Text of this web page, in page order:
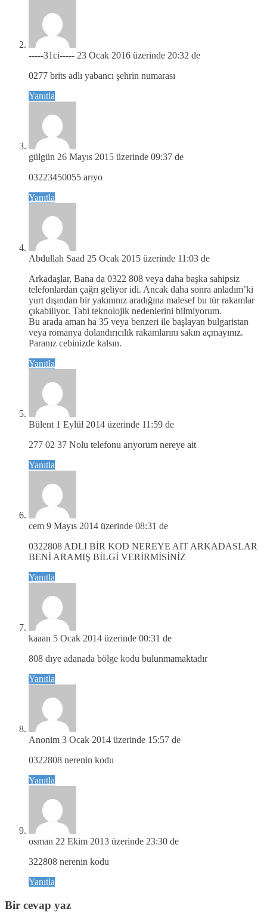
-----31ci----- 23 Ocak 2016 üzerinde 20:32 de
0277 brits adlı yabancı şehrin numarası
Yanıtla
gülgün 26 Mayıs 2015 üzerinde 09:37 de
03223450055 arıyo
Yanıtla
Abdullah Saad 25 Ocak 2015 üzerinde 11:03 de
Arkadaşlar, Bana da 0322 808 veya daha başka sahipsiz
telefonlardan çağrı geliyor idi. Ancak daha sonra anladım’ki
yurt dışından bir yakınınız aradığına malesef bu tür rakamlar
çıkabiliyor. Tabi teknolojik nedenlerini bilmiyorum.
Bu arada aman ha 35 veya benzeri ile başlayan bulgaristan
veya romanya dolandırıcılık rakamlarını sakın açmayınız.
Paranız cebinizde kalsın.
Yanıtla
Bülent 1 Eylül 2014 üzerinde 11:59 de
277 02 37 Nolu telefonu arıyorum nereye ait
Yanıtla
cem 9 Mayıs 2014 üzerinde 08:31 de
0322808 ADLI BİR KOD NEREYE AİT ARKADASLAR
BENİ ARAMIŞ BİLGİ VERİRMİSİNİZ
Yanıtla
kaaan 5 Ocak 2014 üzerinde 00:31 de
808 dıye adanada bölge kodu bulunmamaktadır
Yanıtla
Anonim 3 Ocak 2014 üzerinde 15:57 de
0322808 nerenin kodu
Yanıtla
osman 22 Ekim 2013 üzerinde 23:30 de
322808 nerenin kodu
Yanıtla
Bir cevap yaz